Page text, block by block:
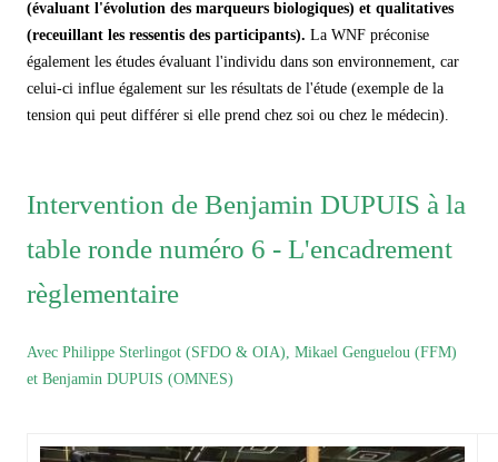
(évaluant l'évolution des marqueurs biologiques) et qualitatives
(receuillant les ressentis des participants). La WNF préconise
également les études évaluant l'individu dans son environnement, car
celui-ci influe également sur les résultats de l'étude (exemple de la
tension qui peut différer si elle prend chez soi ou chez le médecin).
Intervention de Benjamin DUPUIS à la
table ronde numéro 6 - L'encadrement
règlementaire
Avec Philippe Sterlingot (SFDO & OIA), Mikael Genguelou (FFM)
et Benjamin DUPUIS (OMNES)